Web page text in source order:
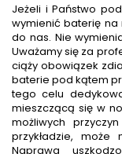
Jeżeli i Państwo
wymienić baterię na
do nas. Nie
Uważamy się za
ciąży obowiązek
baterie pod kątem
tego celu
mieszczącą się w
możliwych
przykładzie, może
Naprawa